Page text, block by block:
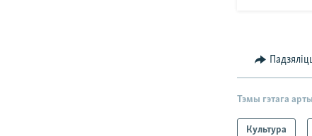
Тэмы гэтага
Культура